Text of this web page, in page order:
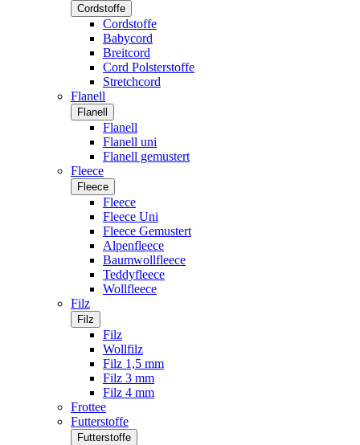
Cordstoffe
Cordstoffe
Babycord
Breitcord
Cord Polsterstoffe
Stretchcord
Flanell
Flanell
Flanell
Flanell uni
Flanell gemustert
Fleece
Fleece
Fleece
Fleece Uni
Fleece Gemustert
Alpenfleece
Baumwollfleece
Teddyfleece
Wollfleece
Filz
Filz
Filz
Wollfilz
Filz 1,5 mm
Filz 3 mm
Filz 4 mm
Frottee
Futterstoffe
Futterstoffe